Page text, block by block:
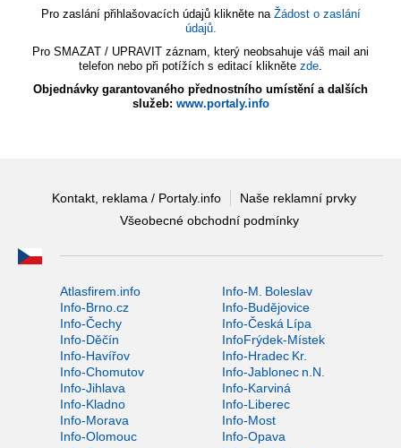
Pro zaslání přihlašovacích údajů klikněte na Žádost o zaslání
údajů.
Pro SMAZAT / UPRAVIT záznam, který neobsahuje váš mail ani
telefon nebo při potížích s editací klikněte zde.
Objednávky garantovaného přednostního umístění a dalších
služeb: www.portaly.info
Kontakt, reklama / Portaly.info
Naše reklamní prvky
Všeobecné obchodní podmínky
Atlasfirem.info
Info-M. Boleslav
Info-Brno.cz
Info-Budějovice
Info-Čechy
Info-Česká Lípa
Info-Děčín
InfoFrýdek-Místek
Info-Havířov
Info-Hradec Kr.
Info-Chomutov
Info-Jablonec n.N.
Info-Jihlava
Info-Karviná
Info-Kladno
Info-Liberec
Info-Morava
Info-Most
Info-Olomouc
Info-Opava